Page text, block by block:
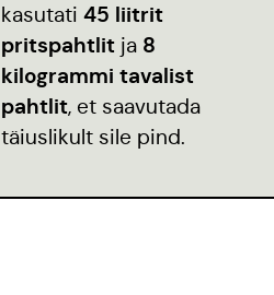
kasutati 45 liitrit
pritspahtlit ja 8
kilogrammi tavalist
pahtlit, et saavutada
täiuslikult sile pind.